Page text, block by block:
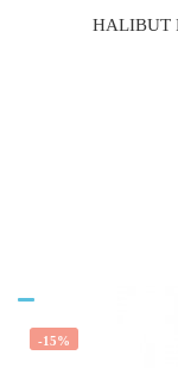
HALIBUT
-15%